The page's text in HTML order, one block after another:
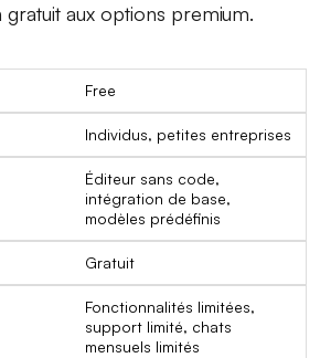
gratuit aux options premium.
Free
Individus, petites entreprises
Éditeur sans code,
intégration de base,
modèles prédéfinis
Gratuit
Fonctionnalités limitées,
support limité, chats
mensuels limités